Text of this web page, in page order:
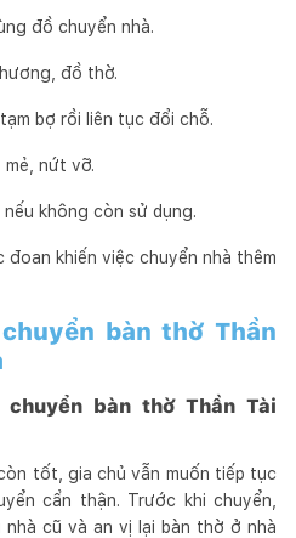
đồ chuyển nhà.
đồ thờ.
bợ rồi liên tục đổi chỗ.
nứt vỡ.
không còn sử dụng.
đoan khiến việc chuyển nhà thêm
bàn thờ Thần
bàn thờ Thần Tài
tốt, gia chủ vẫn muốn tiếp tục
cẩn thận. Trước khi chuyển,
cũ và an vị lại bàn thờ ở nhà